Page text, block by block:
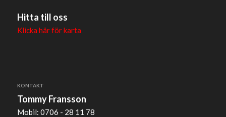
Hitta till oss
Klicka här för karta
KONTAKT
Tommy Fransson
Mobil: 0706 - 28 11 78